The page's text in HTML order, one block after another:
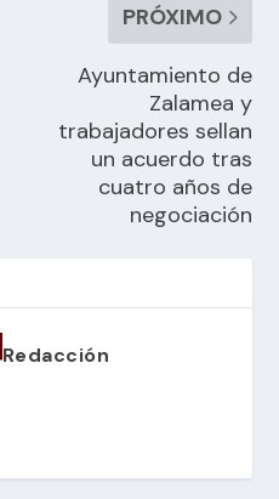
PRÓXIMO
Ayuntamiento de
Zalamea y
trabajadores sellan
un acuerdo tras
cuatro años de
negociación
Redacción